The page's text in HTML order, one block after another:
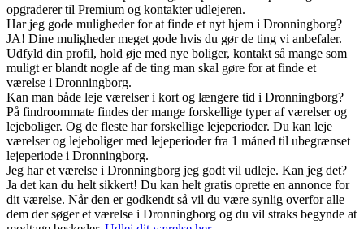
opgraderer til Premium og kontakter udlejeren.
Har jeg gode muligheder for at finde et nyt hjem i Dronningborg?
JA! Dine muligheder meget gode hvis du gør de ting vi anbefaler.
Udfyld din profil, hold øje med nye boliger, kontakt så mange som
muligt er blandt nogle af de ting man skal gøre for at finde et
værelse i Dronningborg.
Kan man både leje værelser i kort og længere tid i Dronningborg?
På findroommate findes der mange forskellige typer af værelser og
lejeboliger. Og de fleste har forskellige lejeperioder. Du kan leje
værelser og lejeboliger med lejeperioder fra 1 måned til ubegrænset
lejeperiode i Dronningborg.
Jeg har et værelse i Dronningborg jeg godt vil udleje. Kan jeg det?
Ja det kan du helt sikkert! Du kan helt gratis oprette en annonce for
dit værelse. Når den er godkendt så vil du være synlig overfor alle
dem der søger et værelse i Dronningborg og du vil straks begynde at